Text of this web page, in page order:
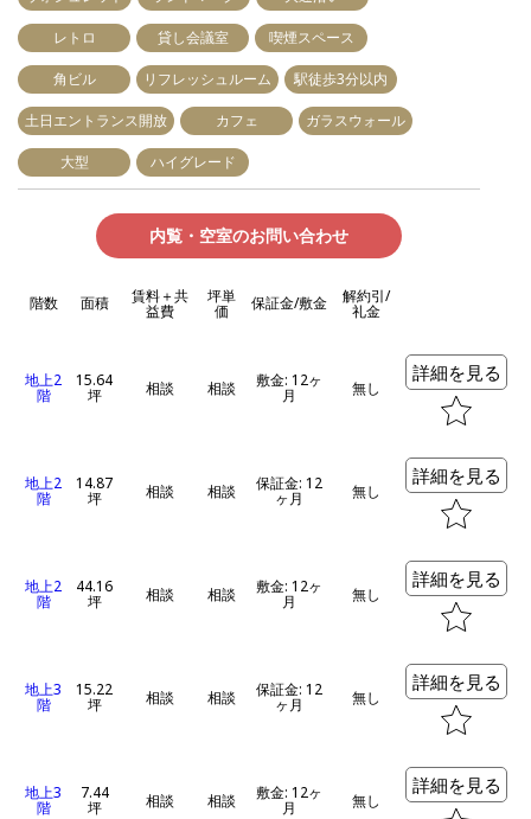
レトロ 貸し会議室 喫煙スペース
角ビル リフレッシュルーム 駅徒歩3分以内
土日エントランス開放 カフェ ガラスウォール
大型 ハイグレード
内覧・空室のお問い合わせ
階数 面積 賃料＋共
益費
坪単
価 保証金/敷金 解約引/
礼金
地上2
階
15.64
坪 相談 相談 敷金: 12ヶ
月 無し
詳細を見る
地上2
階
14.87
坪 相談 相談 保証金: 12
ヶ月 無し
詳細を見る
地上2
階
44.16
坪 相談 相談 敷金: 12ヶ
月 無し
詳細を見る
地上3
階
15.22
坪 相談 相談 保証金: 12
ヶ月 無し
詳細を見る
地上3
階
7.44
坪 相談 相談 敷金: 12ヶ
月 無し
詳細を見る